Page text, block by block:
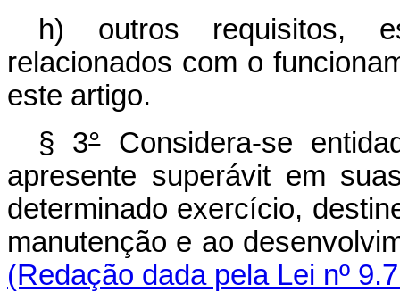
h) outros requisitos,
relacionados com o
este artigo.
§ 3°Considera-se
apresente superávit em
determinado exercício,
manutenção e ao
(Redação dada pela Lei nº